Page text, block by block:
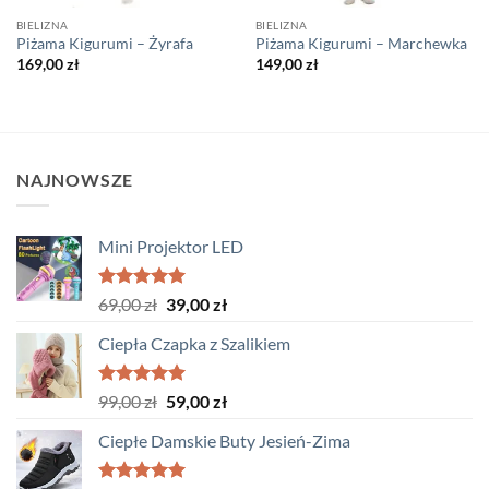
BIELIZNA
Piżama Kigurumi – Żyrafa
169,00zł
BIELIZNA
Piżama Kigurumi – Marchewka
149,00zł
NAJNOWSZE
Mini Projektor LED
Oceniono
5.00
69,00zł Pierwotna
wynosiła:
69,00 zł.
39,00złAktualna
wynosi:
Ciepła Czapka z Szalikiem
Oceniono
5.00
99,00zł Pierwotna
wynosiła:
99,00 zł.
59,00złAktualna
wynosi:
Ciepłe Damskie Buty Jesień-Zima